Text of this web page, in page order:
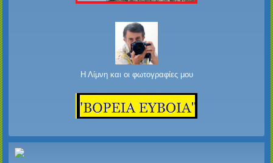
Η Λίμνη και οι φωτογραφίες μου